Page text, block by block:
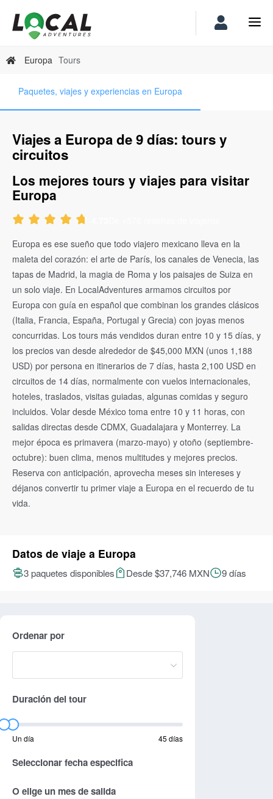
Europa Tours
Paquetes, viajes y experiencias en Europa
Viajes a Europa de 9 días: tours y
circuitos
Los mejores tours y viajes para visitar
Europa
Europa es ese sueño que todo viajero mexicano lleva en la
maleta del corazón: el arte de París, los canales de Venecia, las
tapas de Madrid, la magia de Roma y los paisajes de Suiza en
un solo viaje. En LocalAdventures armamos circuitos por
Europa con guía en español que combinan los grandes clásicos
(Italia, Francia, España, Portugal y Grecia) con joyas menos
concurridas. Los tours más vendidos duran entre 10 y 15 días, y
los precios van desde alrededor de $45,000 MXN (unos 1,188
USD) por persona en itinerarios de 7 días, hasta 2,100 USD en
circuitos de 14 días, normalmente con vuelos internacionales,
hoteles, traslados, visitas guiadas, algunas comidas y seguro
incluidos. Volar desde México toma entre 10 y 11 horas, con
salidas directas desde CDMX, Guadalajara y Monterrey. La
mejor época es primavera (marzo-mayo) y otoño (septiembre-
octubre): buen clima, menos multitudes y mejores precios.
Reserva con anticipación, aprovecha meses sin intereses y
déjanos convertir tu primer viaje a Europa en el recuerdo de tu
vida.
Datos de viaje a Europa
3 paquetes disponibles Desde $37,746 MXN 9 días
Ordenar por
Duración del tour
Un día 45 días
Seleccionar fecha especifica
O elige un mes de salida